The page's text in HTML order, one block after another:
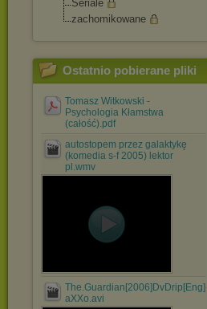
Seriale
zachomikowane
Ostatnio pobierane pliki
Tomasz Witkowski -
Psychologia Kłamstwa
(całość).pdf
autostopem przez galaktykę
(komedia s-f 2005) lektor
pl.wmv
The.Guardian[2006]DvDrip[Eng]-
aXXo.avi